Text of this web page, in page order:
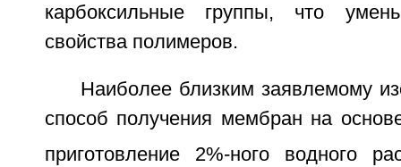
карбоксильные группы, что
свойства полимеров.
Наиболее близким заявлемому
способ получения мембран на
приготовление 2%-ного водного